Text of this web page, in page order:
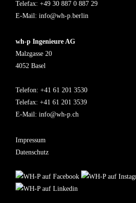
Telefax: +49 30 887 0 887 29
E-Mail: info@wh-p.berlin
wh-p Ingenieure AG
Malzgasse 20
4052 Basel
Telefon: +41 61 201 3530
Telefax: +41 61 201 3539
E-Mail: info@wh-p.ch
Impressum
Datenschutz